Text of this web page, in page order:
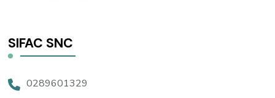
SIFAC SNC
0289601329